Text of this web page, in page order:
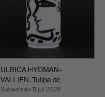
ULRICA HYDMAN-
VALLIEN. Tulipa de
lámpara. …
Subastado 11 jul 2026